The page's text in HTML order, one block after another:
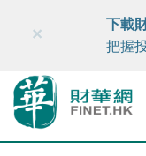
財華智庫網
×
下載
把握